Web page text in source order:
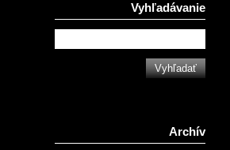
Vyhľadávanie
Archív